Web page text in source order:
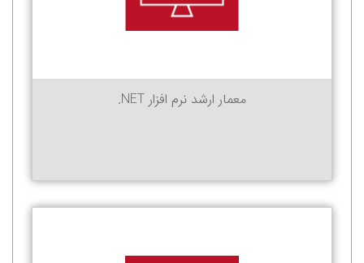
معمار ارشد نرم افزار NET.